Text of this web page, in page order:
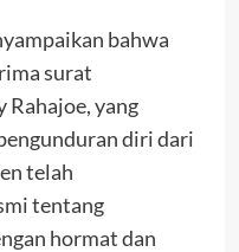
bahwa
surat
yang
diri dari
telah
tentang
hormat dan